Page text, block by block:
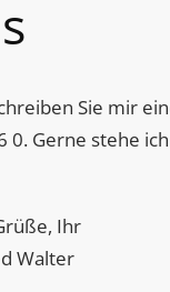
Sie mir
0. Gerne stehe
Ihr
Walter